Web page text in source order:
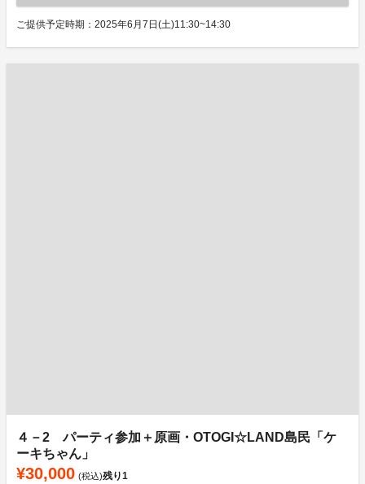
ご提供予定時期：2025年6月7日(土)11:30~14:30
４－2 パーティ参加＋原画・OTOGI☆LAND島民「ケ
ーキちゃん」
¥30,000 (税込)残り1